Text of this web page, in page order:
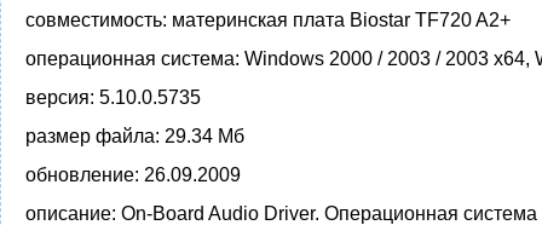
совместимость: материнская плата Biostar TF720 A2+
операционная система: Windows 2000 / 2003 / 2003 x64,
версия: 5.10.0.5735
размер файла: 29.34 Мб
обновление: 26.09.2009
описание: On-Board Audio Driver. Операционная